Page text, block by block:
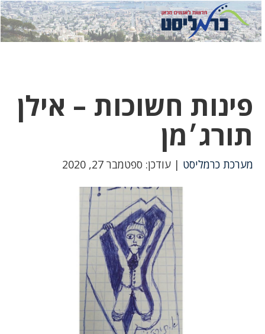
לחץ
כאן
לחץ
כדי
פינות חשוכות – אילן
תורג׳מן
מערכת כרמליסט | עודכן: ספטמבר 27, 2020